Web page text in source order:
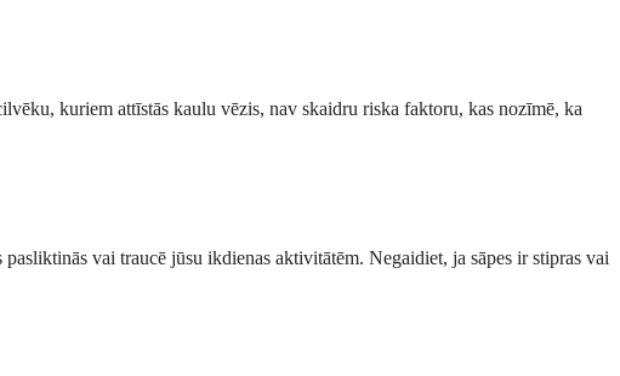
kuriem attīstās kaulu vēzis, nav skaidru riska faktoru, kas nozīmē, ka
vai traucē jūsu ikdienas aktivitātēm. Negaidiet, ja sāpes ir stipras vai